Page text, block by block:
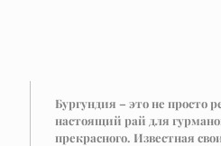
Бургундия – это не просто
настоящий рай для
прекрасного. Известная